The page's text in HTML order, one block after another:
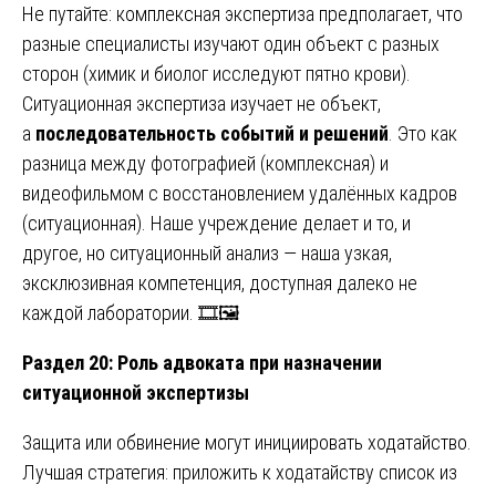
Не путайте: комплексная экспертиза предполагает, что
разные специалисты изучают один объект с разных
сторон (химик и биолог исследуют пятно крови).
Ситуационная экспертиза изучает не объект,
а последовательность событий и решений . Это как
разница между фотографией (комплексная) и
видеофильмом с восстановлением удалённых кадров
(ситуационная). Наше учреждение делает и то, и
другое, но ситуационный анализ — наша узкая,
эксклюзивная компетенция, доступная далеко не
каждой лаборатории. 🎞️🖼️
Раздел 20: Роль адвоката при назначении
ситуационной экспертизы
Защита или обвинение могут инициировать ходатайство.
Лучшая стратегия: приложить к ходатайству список из